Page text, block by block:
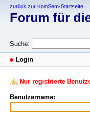
zurück zur KomSem-Startseite
Forum für
Suche:
Login
Nur registrierte
Benutzername: